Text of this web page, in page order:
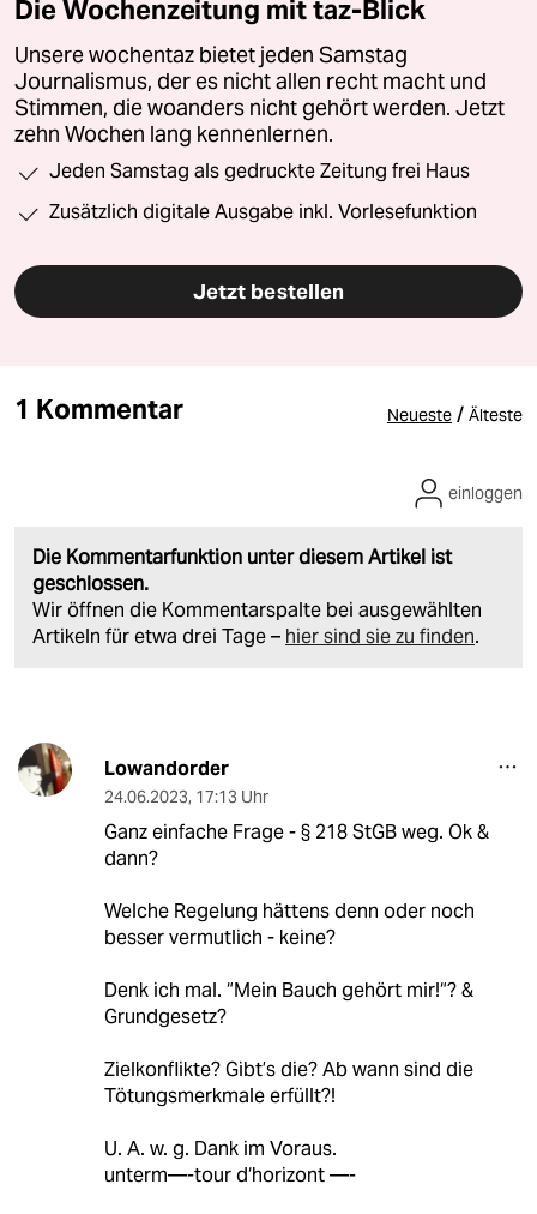
Die Wochenzeitung mit taz-Blick
Unsere wochentaz bietet jeden Samstag
Journalismus, der es nicht allen recht macht und
Stimmen, die woanders nicht gehört werden. Jetzt
zehn Wochen lang kennenlernen.
Jeden Samstag als gedruckte Zeitung frei Haus
Zusätzlich digitale Ausgabe inkl. Vorlesefunktion
Jetzt bestellen
1 Kommentar Neueste / Älteste
Die Kommentarfunktion unter diesem Artikel ist
geschlossen.
Wir öffnen die Kommentarspalte bei ausgewählten
Artikeln für etwa drei Tage – hier sind sie zu finden.
einloggen
Lowandorder
24.06.2023, 17:13 Uhr
Ganz einfache Frage - § 218 StGB weg. Ok &
dann?
Welche Regelung hättens denn oder noch
besser vermutlich - keine?
Denk ich mal. “Mein Bauch gehört mir!“? &
Grundgesetz?
Zielkonflikte? Gibt’s die? Ab wann sind die
Tötungsmerkmale erfüllt?!
U. A. w. g. Dank im Voraus.
unterm—-tour d‘horizont —-